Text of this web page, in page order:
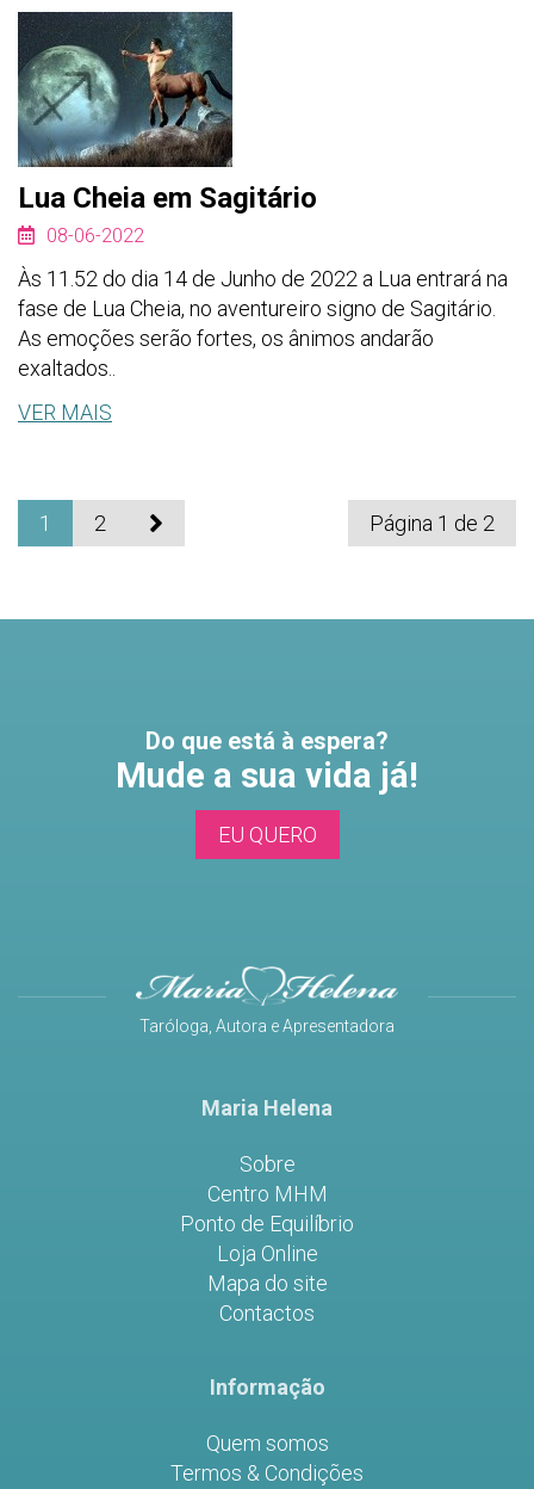
Lua Cheia em Sagitário
08-06-2022
Às 11.52 do dia 14 de Junho de 2022 a Lua entrará na
fase de Lua Cheia, no aventureiro signo de Sagitário.
As emoções serão fortes, os ânimos andarão
exaltados..
VER MAIS
1 2 Página 1 de 2
Do que está à espera?
Mude a sua vida já!
EU QUERO
Taróloga, Autora e Apresentadora
Maria Helena
Sobre
Centro MHM
Ponto de Equilíbrio
Loja Online
Mapa do site
Contactos
Informação
Quem somos
Termos & Condições